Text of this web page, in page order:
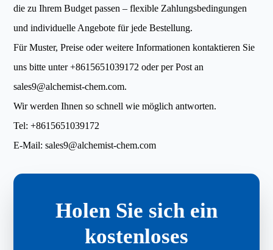
die zu Ihrem Budget passen – flexible Zahlungsbedingungen
und individuelle Angebote für jede Bestellung.
Für Muster, Preise oder weitere Informationen kontaktieren Sie
uns bitte unter+8615651039172 oder per Post an
sales9@alchemist-chem.com.
Wir werden Ihnen so schnell wie möglich antworten.
Tel:+8615651039172
E-Mail:sales9@alchemist-chem.com
Holen Sie sich ein
kostenloses